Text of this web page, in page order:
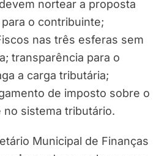
nortear a proposta
o contribuinte;
nas três esferas sem
transparência para o
a carga tributária;
de imposto sobre o
no sistema tributário.
Municipal de Finanças